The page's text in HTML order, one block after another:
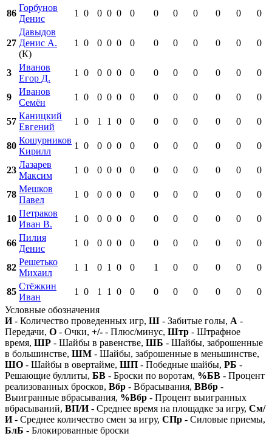
86
Горбунов
Денис
1 0 0 0 0 0 0 0 0 0 0 0
27
Давыдов
Денис А.
(К)
1 0 0 0 0 0 0 0 0 0 0 0
3
Иванов
Егор Д.
1 0 0 0 0 0 0 0 0 0 0 0
9
Иванов
Семён
1 0 0 0 0 0 0 0 0 0 0 0
57
Каницкий
Евгений
1 0 1 1 0 0 0 0 0 0 0 0
80
Кошурников
Кирилл
1 0 0 0 0 0 0 0 0 0 0 0
23
Лазарев
Максим
1 0 0 0 0 0 0 0 0 0 0 0
78
Мешков
Павел
1 0 0 0 0 0 0 0 0 0 0 0
10
Петраков
Иван В.
1 0 0 0 0 0 0 0 0 0 0 0
66
Пилия
Денис
1 0 0 0 0 0 0 0 0 0 0 0
82
Решетько
Михаил
1 1 0 1 0 0 1 0 0 0 0 0
85
Стёжкин
Иван
1 0 1 1 0 0 0 0 0 0 0
0
Условные обозначения
И- Количество проведенных игр, Ш - Забитые голы, А -
Передачи, О - Очки, +/- - Плюс/минус, Штр - Штрафное
время, ШР - Шайбы в равенстве, ШБ - Шайбы, заброшенные
в большинстве, ШМ - Шайбы, заброшенные в меньшинстве,
ШО - Шайбы в овертайме, ШП - Победные шайбы, РБ -
Решающие буллиты, БВ - Броски по воротам, %БВ - Процент
реализованных бросков, Вбр - Вбрасывания, ВВбр -
Выигранные вбрасывания, %Вбр - Процент выигранных
вбрасываний, ВП/И- Среднее время на площадке за игру, См/
И- Среднее количество смен за игру, СПр - Силовые приемы,
БлБ - Блокированные броски